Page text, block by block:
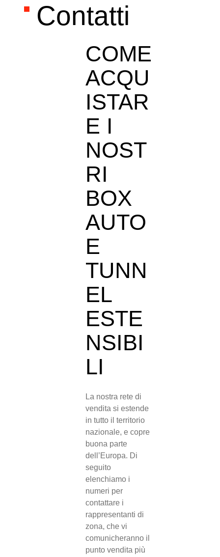
Contatti
COME
ACQU
ISTAR
E I
NOST
RI
BOX
AUTO
E
TUNN
EL
ESTE
NSIBI
LI
La nostra rete di
vendita si estende
in tutto il territorio
nazionale, e copre
buona parte
dell’Europa. Di
seguito
elenchiamo i
numeri per
contattare i
rappresentanti di
zona, che vi
comunicheranno il
punto vendita più